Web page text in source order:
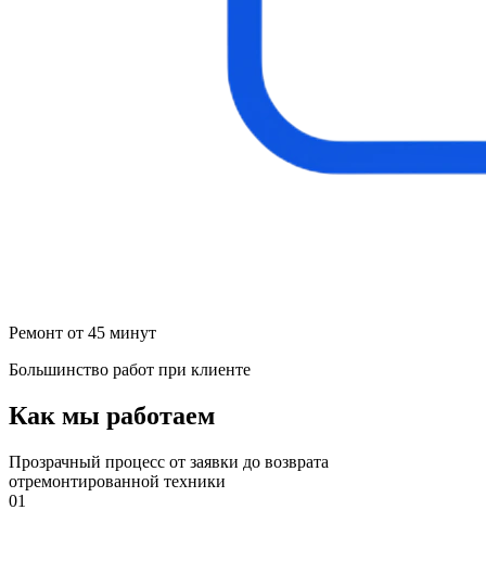
Ремонт от 45 минут
Большинство работ при клиенте
Как мы работаем
Прозрачный процесс от заявки до возврата
отремонтированной техники
01